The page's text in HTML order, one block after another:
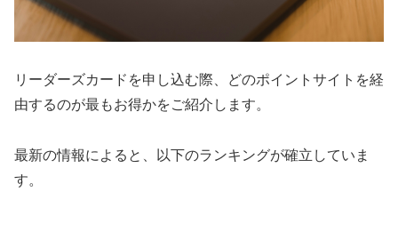
リーダーズカードを申し込む際、どのポイントサイトを経
由するのが最もお得かをご紹介します。
最新の情報によると、以下のランキングが確立していま
す。